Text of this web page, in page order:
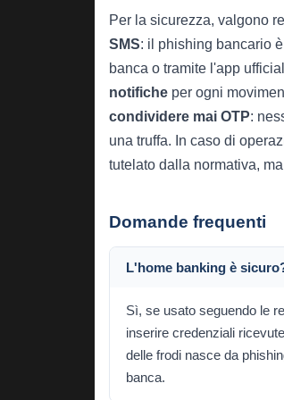
Per la sicurezza, valgono
SMS: il phishing bancario
banca o tramite l'app
notifiche per ogni
condividere mai OTP:
una truffa. In caso di
tutelato dalla normativa,
Domande frequenti
L'home banking è
Sì, se usato seguendo le
inserire credenziali
delle frodi nasce da
banca.